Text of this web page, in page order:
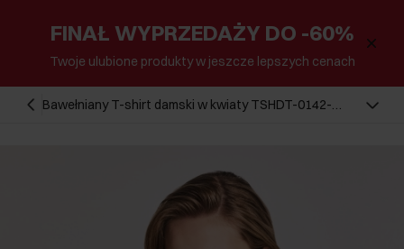
FINAŁ WYPRZEDAŻY DO -60%
Twoje ulubione produkty w jeszcze lepszych cenach
Bawełniany T-shirt damski w kwiaty TSHDT-0142-